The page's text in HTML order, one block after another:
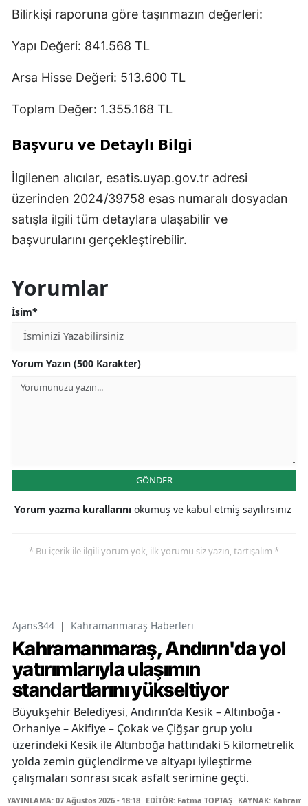
Bilirkişi raporuna göre taşınmazın değerleri:
Yapı Değeri: 841.568 TL
Arsa Hisse Değeri: 513.600 TL
Toplam Değer: 1.355.168 TL
Başvuru ve Detaylı Bilgi
İlgilenen alıcılar, esatis.uyap.gov.tr adresi
üzerinden 2024/39758 esas numaralı dosyadan
satışla ilgili tüm detaylara ulaşabilir ve
başvurularını gerçekleştirebilir.
Yorumlar
İsim*
Yorum Yazın (500 Karakter)
GÖNDER
Yorum yazma kurallarını okumuş ve kabul etmiş sayılırsınız
* Bu içerik ile ilgili yorum yok, ilk yorumu siz yazın, tartışalım *
Ajans344 | Kahramanmaraş Haberleri
Kahramanmaraş, Andırın'da yol
yatırımlarıyla ulaşımın
standartlarını yükseltiyor
Büyükşehir Belediyesi, Andırın’da Kesik – Altınboğa -
Orhaniye – Akifiye – Çokak ve Çiğşar grup yolu
üzerindeki Kesik ile Altınboğa hattındaki 5 kilometrelik
yolda zemin güçlendirme ve altyapı iyileştirme
çalışmaları sonrası sıcak asfalt serimine geçti.
YAYINLAMA: 07 Ağustos 2026 - 18:18 EDİTÖR: Fatma TOPTAŞ KAYNAK: